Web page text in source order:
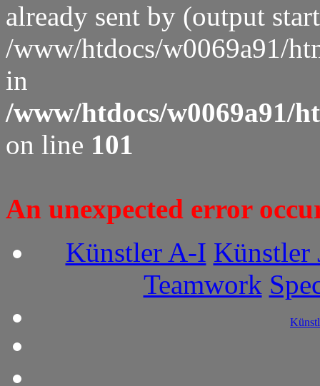
already sent by (output
/www/htdocs/w0069a91/
in
/www/htdocs/w0069a91/
on line 101
An unexpected error
Künstler A-I Künstler
Teamwork